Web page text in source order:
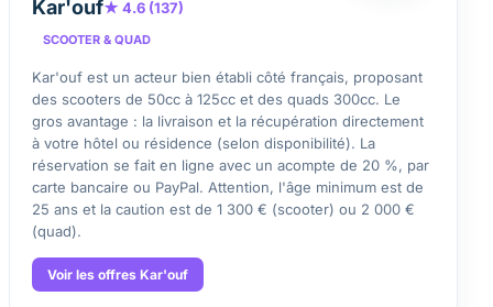
Kar'ouf★ 4.6 (137)
SCOOTER & QUAD
Kar'ouf est un acteur bien établi côté français, proposant
des scooters de 50cc à 125cc et des quads 300cc. Le
gros avantage : la livraison et la récupération directement
à votre hôtel ou résidence (selon disponibilité). La
réservation se fait en ligne avec un acompte de 20 %, par
carte bancaire ou PayPal. Attention, l'âge minimum est de
25 ans et la caution est de 1 300 € (scooter) ou 2 000 €
(quad).
Voir les offres Kar'ouf